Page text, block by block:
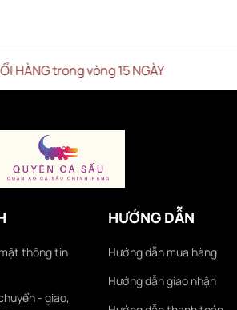
vòng 15 NGÀY
thông tin
- giao,
HƯỚNG DẪN
Hướng dẫn mua hàng
Hướng dẫn giao nhận